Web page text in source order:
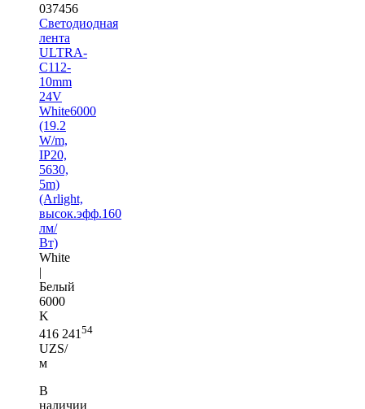
037456
Светодиодная
лента
ULTRA-
C112-
10mm
24V
White6000
(19.2
W/m,
IP20,
5630,
5m)
(Arlight,
высок.эфф.160
лм/
Вт)
White
|
Белый
6000
K
416 241 54
UZS/
м
В
наличии